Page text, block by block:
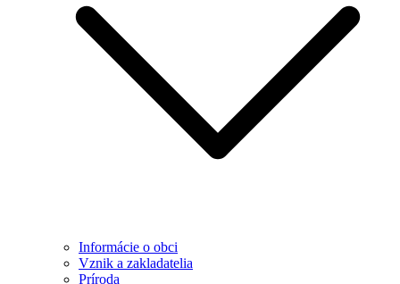
Informácie o obci
Vznik a zakladatelia
Príroda